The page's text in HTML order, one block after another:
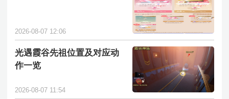
2026-08-07 12:06
光遇霞谷先祖位置及对应动
作一览
2026-08-07 11:54